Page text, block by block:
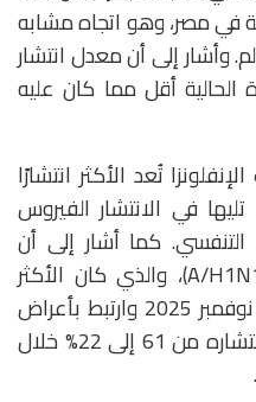
في مصر، وهو اتجاه مشابه
وأشار إلى أن معدل انتشار
الحالية أقل مما كان عليه
تُعد الأكثر انتشارًا
تليها في الانتشار الفيروس
كما أشار إلى أن
فيروس الإنفلونزا من النوع (A/H1N1)، والذي كان الأكثر
انتشارًا خلال النصف الثاني من نوفمبر 2025 وارتبط بأعراض
أكثر شدة، قد انخفضت نسبة انتشاره من 61 إلى 22% خلال